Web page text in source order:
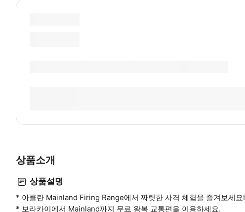
상품소개
상품설명
* 아클란 Mainland Firing Range에서 짜릿한 사격 체험을 즐겨보세요!
* 보라카이에서 Mainland까지 무료 왕복 교통편을 이용하세요.